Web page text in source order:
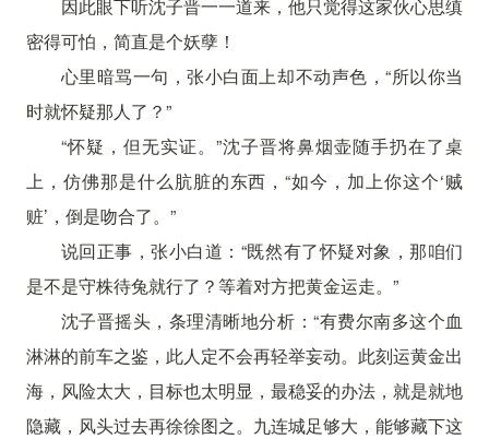
因此眼下听沈子晋一一道来，他只觉得这家伙心思缜
密得可怕，简直是个妖孽！
心里暗骂一句，张小白面上却不动声色，“所以你当
时就怀疑那人了？”
“怀疑，但无实证。”沈子晋将鼻烟壶随手扔在了桌
上，仿佛那是什么肮脏的东西，“如今，加上你这个‘贼
赃’，倒是吻合了。”
说回正事，张小白道：“既然有了怀疑对象，那咱们
是不是守株待兔就行了？等着对方把黄金运走。”
沈子晋摇头，条理清晰地分析：“有费尔南多这个血
淋淋的前车之鉴，此人定不会再轻举妄动。此刻运黄金出
海，风险太大，目标也太明显，最稳妥的办法，就是就地
隐藏，风头过去再徐徐图之。九连城足够大，能够藏下这